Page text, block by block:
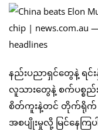
နည်းပညာရှင်တွေနဲ့ ရင်
လူသားတွေနဲ့ စက်ပစ္စည်း
စိတ်ကူးနဲ့တင် တိုက်ရိုက်
အစပျိုးမှုလို့ မြင်နေကြ